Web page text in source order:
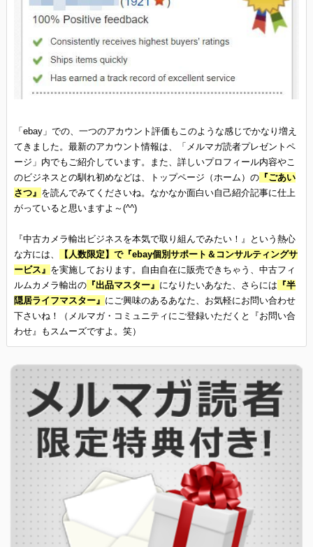
「ebay」での、一つのアカウント評価もこのような感じでかなり増え
てきました。最新のアカウント情報は、「メルマガ読者プレゼントペ
ージ」内でもご紹介しています。また、詳しいプロフィール内容やこ
のビジネスとの馴れ初めなどは、トップページ（ホーム）の『ごあい
さつ』 を読んでみてくださいね。なかなか面白い自己紹介記事に仕上
がっていると思いますよ～(^^)
『中古カメラ輸出ビジネスを本気で取り組んでみたい！』という熱心
な方には、
【人数限定】で『ebay個別サポート＆コンサルティングサ
ービス』 を実施しております。自由自在に販売できちゃう、中古フィ
ルムカメラ輸出の『出品マスター』 になりたいあなた、さらには 『半
隠居ライフマスター』 にご興味のあるあなた、お気軽にお問い合わせ
下さいね！（メルマガ・コミュニティにご登録いただくと『お問い合
わせ』もスムーズですよ。笑）